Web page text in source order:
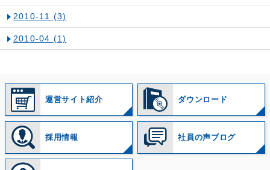
2010-11 (3)
2010-04 (1)
運営サイト紹介 ダウンロード
採用情報 社員の声ブログ